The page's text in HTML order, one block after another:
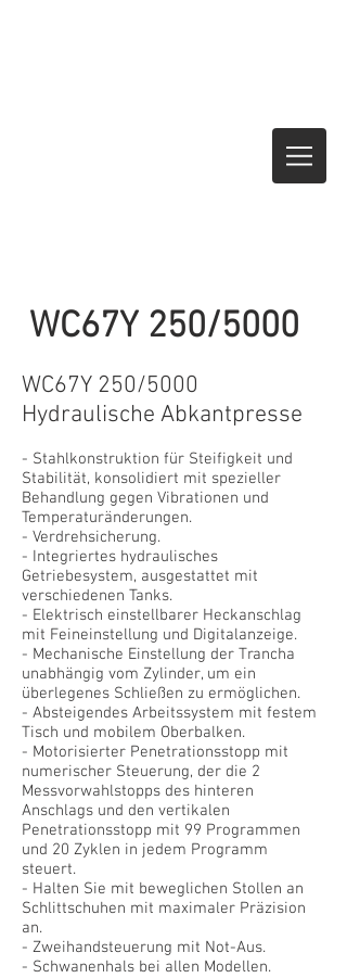
WC67Y 250/5000
WC67Y 250/5000
Hydraulische Abkantpresse
- Stahlkonstruktion für Steifigkeit und
Stabilität, konsolidiert mit spezieller
Behandlung gegen Vibrationen und
Temperaturänderungen.
- Verdrehsicherung.
- Integriertes hydraulisches
Getriebesystem, ausgestattet mit
verschiedenen Tanks.
- Elektrisch einstellbarer Heckanschlag
mit Feineinstellung und Digitalanzeige.
- Mechanische Einstellung der Trancha
unabhängig vom Zylinder, um ein
überlegenes Schließen zu ermöglichen.
- Absteigendes Arbeitssystem mit festem
Tisch und mobilem Oberbalken.
- Motorisierter Penetrationsstopp mit
numerischer Steuerung, der die 2
Messvorwahlstopps des hinteren
Anschlags und den vertikalen
Penetrationsstopp mit 99 Programmen
und 20 Zyklen in jedem Programm
steuert.
- Halten Sie mit beweglichen Stollen an
Schlittschuhen mit maximaler Präzision
an.
- Zweihandsteuerung mit Not-Aus.
- Schwanenhals bei allen Modellen.